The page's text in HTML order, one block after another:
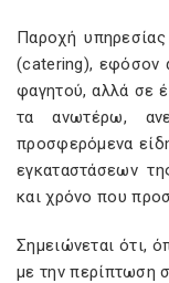
Παροχή
(catering), εφόσον
φαγητού, αλλά σε
τα ανωτέρω,
προσφερόμενα
εγκαταστάσεων
και χρόνο που
Σημειώνεται ότι,
με την περίπτωση